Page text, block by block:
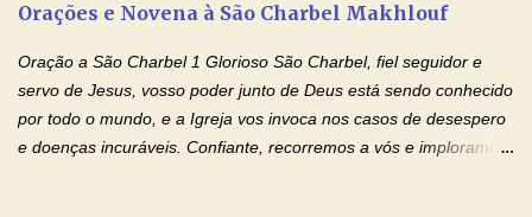
esforço maior em meus estudos e uma vida mais digna de tua
santidade. Glória… Deus, que quiseste atrair tudo a teu unigênito
Filho, que foi crucificado, permite que, pelos méritos e exemplos
de te...
Orações e Novena à São Charbel Makhlouf
Oração a São Charbel 1 Glorioso São Charbel, fiel seguidor e
servo de Jesus, vosso poder junto de Deus está sendo conhecido
por todo o mundo, e a Igreja vos invoca nos casos de desespero
e doenças incuráveis. Confiante, recorremos a vós e imploramos